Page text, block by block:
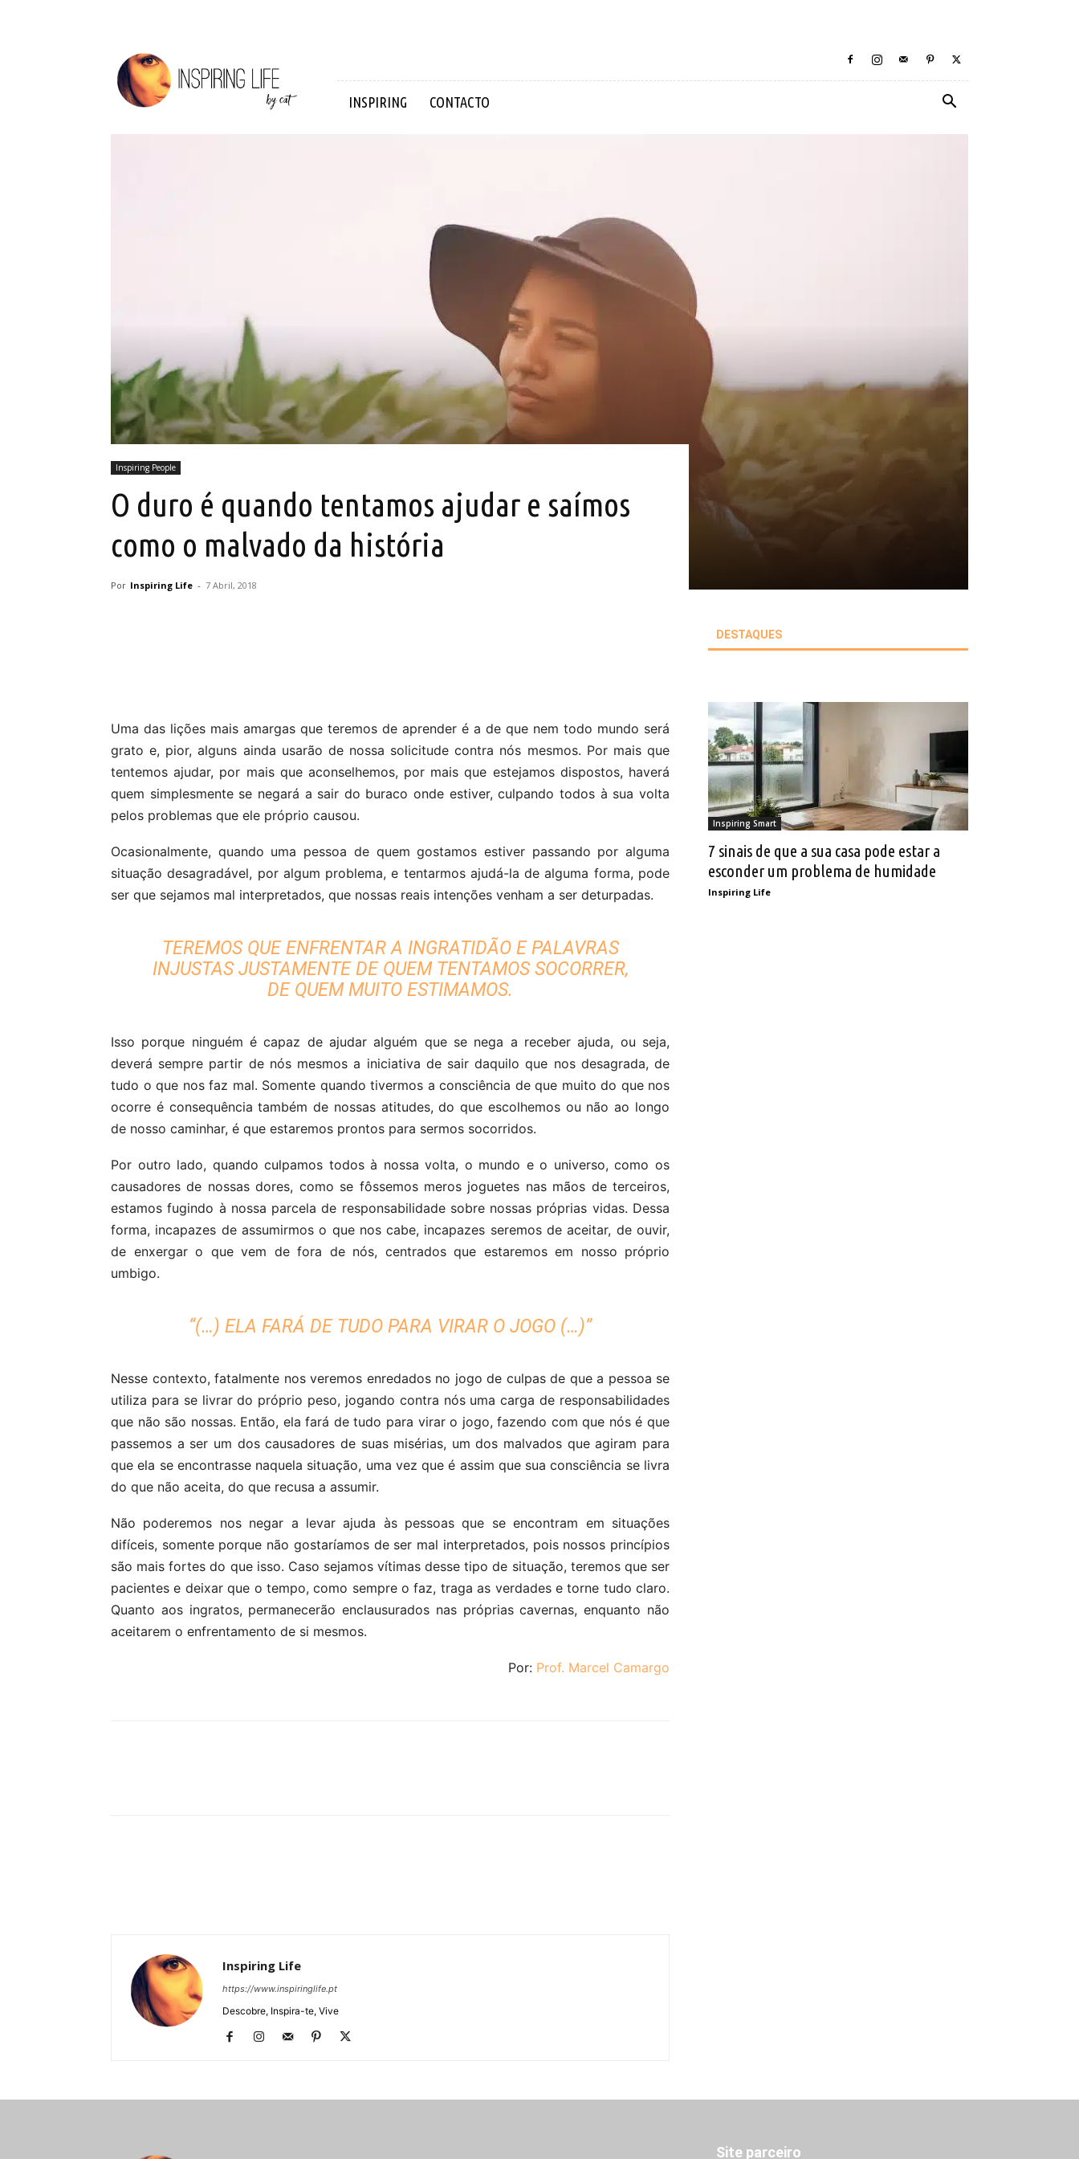
Inspiring
Life
INSPIRING CONTACTO
Inspiring People
O duro é quando tentamos ajudar e saímos
como o malvado da história
Por Inspiring Life - 7 Abril, 2018
Uma das lições mais amargas que teremos de aprender é a de que nem todo mundo será
grato e, pior, alguns ainda usarão de nossa solicitude contra nós mesmos. Por mais que
tentemos ajudar, por mais que aconselhemos, por mais que estejamos dispostos, haverá
quem simplesmente se negará a sair do buraco onde estiver, culpando todos à sua volta
pelos problemas que ele próprio causou.
Ocasionalmente, quando uma pessoa de quem gostamos estiver passando por alguma
situação desagradável, por algum problema, e tentarmos ajudá-la de alguma forma, pode
ser que sejamos mal interpretados, que nossas reais intenções venham a ser deturpadas.
TEREMOS QUE ENFRENTAR A INGRATIDÃO E PALAVRAS
INJUSTAS JUSTAMENTE DE QUEM TENTAMOS SOCORRER,
DE QUEM MUITO ESTIMAMOS.
Isso porque ninguém é capaz de ajudar alguém que se nega a receber ajuda, ou seja,
deverá sempre partir de nós mesmos a iniciativa de sair daquilo que nos desagrada, de
tudo o que nos faz mal. Somente quando tivermos a consciência de que muito do que nos
ocorre é consequência também de nossas atitudes, do que escolhemos ou não ao longo
de nosso caminhar, é que estaremos prontos para sermos socorridos.
Por outro lado, quando culpamos todos à nossa volta, o mundo e o universo, como os
causadores de nossas dores, como se fôssemos meros joguetes nas mãos de terceiros,
estamos fugindo à nossa parcela de responsabilidade sobre nossas próprias vidas. Dessa
forma, incapazes de assumirmos o que nos cabe, incapazes seremos de aceitar, de ouvir,
de enxergar o que vem de fora de nós, centrados que estaremos em nosso próprio
umbigo.
“(…) ELA FARÁ DE TUDO PARA VIRAR O JOGO (…)”
Nesse contexto, fatalmente nos veremos enredados no jogo de culpas de que a pessoa se
utiliza para se livrar do próprio peso, jogando contra nós uma carga de responsabilidades
que não são nossas. Então, ela fará de tudo para virar o jogo, fazendo com que nós é que
passemos a ser um dos causadores de suas misérias, um dos malvados que agiram para
que ela se encontrasse naquela situação, uma vez que é assim que sua consciência se livra
do que não aceita, do que recusa a assumir.
Não poderemos nos negar a levar ajuda às pessoas que se encontram em situações
difíceis, somente porque não gostaríamos de ser mal interpretados, pois nossos princípios
são mais fortes do que isso. Caso sejamos vítimas desse tipo de situação, teremos que ser
pacientes e deixar que o tempo, como sempre o faz, traga as verdades e torne tudo claro.
Quanto aos ingratos, permanecerão enclausurados nas próprias cavernas, enquanto não
aceitarem o enfrentamento de si mesmos.
Por: Prof. Marcel Camargo
Inspiring Life
https://www.inspiringlife.pt
Descobre, Inspira-te, Vive
DESTAQUES
Inspiring Smart
7 sinais de que a sua casa pode estar a
esconder um problema de humidade
Inspiring Life
Site parceiro